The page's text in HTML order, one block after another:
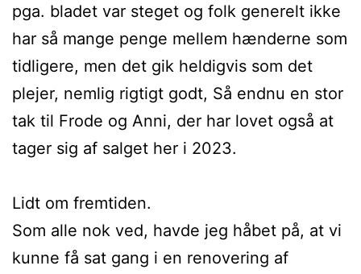
pga. bladet var steget og folk generelt ikke
har så mange penge mellem hænderne som
tidligere, men det gik heldigvis som det
plejer, nemlig rigtigt godt, Så endnu en stor
tak til Frode og Anni, der har lovet også at
tager sig af salget her i 2023.
Lidt om fremtiden.
Som alle nok ved, havde jeg håbet på, at vi
kunne få sat gang i en renovering af